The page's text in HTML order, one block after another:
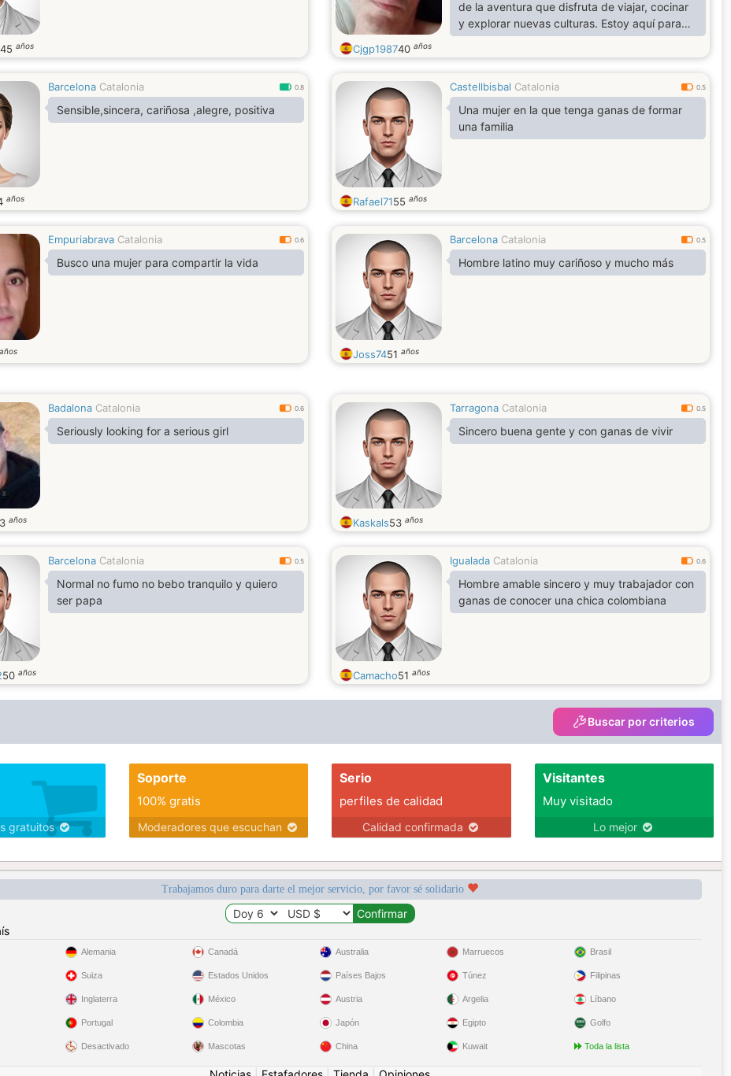
45 años
de la aventura que disfruta de viajar, cocinar
y explorar nuevas culturas. Estoy aquí para
encontrar una conexión genuina y compartir
momentos divertidos e inolvidables. Si valoras
significativa, ¡estoy emocionado por
conocerte!
Cjgp198740 años
Barcelona Catalonia 0.8
Sensible,sincera, cariñosa ,alegre, positiva
años
Castellbisbal Catalonia 0.5
Una mujer en la que tenga ganas de formar
una familia
Rafael7155 años
Empuriabrava Catalonia 0.6
Busco una mujer para compartir la vida
años
Barcelona Catalonia 0.5
Hombre latino muy cariñoso y mucho más
Joss7451 años
Badalona Catalonia 0.6
Seriously looking for a serious girl
años
Tarragona Catalonia 0.5
Sincero buena gente y con ganas de vivir
Kaskals53 años
Barcelona Catalonia 0.5
Normal no fumo no bebo tranquilo y quiero
ser papa
50 años
Igualada Catalonia 0.6
Hombre amable sincero y muy trabajador con
ganas de conocer una chica colombiana
Camacho51 años
Buscar por criterios
gratuitos
Soporte
100% gratis
Moderadores que escuchan
Serio
perfiles de calidad
Calidad confirmada
Visitantes
Muy visitado
Lo mejor
Trabajamos duro para darte el mejor servicio, por favor sé solidario
Alemania
Suiza
Inglaterra
Portugal
Desactivado
Canadá
Estados Unidos
México
Colombia
Mascotas
Australia
Países Bajos
Austria
Japón
China
Marruecos
Túnez
Argelia
Egipto
Kuwait
Brasil
Filipinas
Líbano
Golfo
Toda la lista